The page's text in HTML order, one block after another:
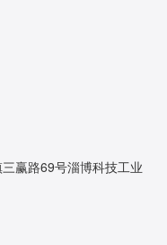
赢路69号淄博科技工业